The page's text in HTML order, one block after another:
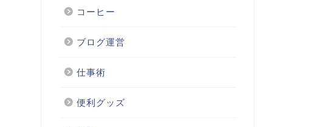
コーヒー
ブログ運営
仕事術
便利グッズ